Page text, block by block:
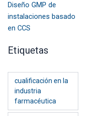
Diseño GMP de
instalaciones basado
en CCS
Etiquetas
cualificación en la
industria
farmacéutica